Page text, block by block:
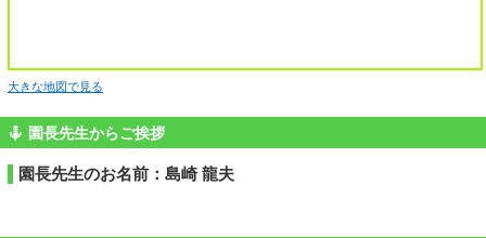
大きな地図で見る
園長先生からご挨拶
園長先生のお名前：島崎 龍夫